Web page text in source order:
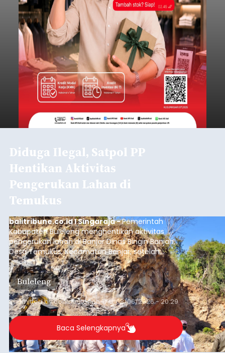
Diduga Ilegal, Satpol PP
Hentikan Aktivitas
Pengerukan Lahan di
Temukus
balitribune.co.id I Singaraja -Pemerintah
Kabupaten Buleleng menghentikan aktivitas
pengerukan lahan di Banjar Dinas Bingin Banjah,
Desa Temukus, Kecamatan Banjar, setelah
ditemukan indikasi kegiatan pengambilan
material yang tidak sesuai dengan peruntukan
kawasan.
Buleleng
Submitted bycontributoronThu, 08/06/2026 - 20:29
Baca Selengkapnya